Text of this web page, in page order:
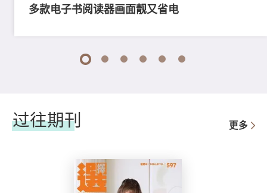
多款电子书阅读器画面靓又省电
1 2 3 4 5 6
过往期刊 更多